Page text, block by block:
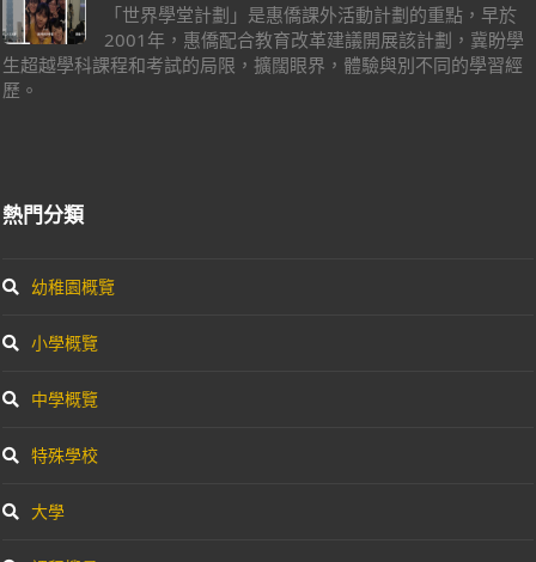
「世界學堂計劃」是惠僑課外活動計劃的重點，早於
2001年，惠僑配合教育改革建議開展該計劃，冀盼學
生超越學科課程和考試的局限，擴闊眼界，體驗與別不同的學習經
歷。
熱門分類
幼稚園概覽
小學概覽
中學概覽
特殊學校
大學